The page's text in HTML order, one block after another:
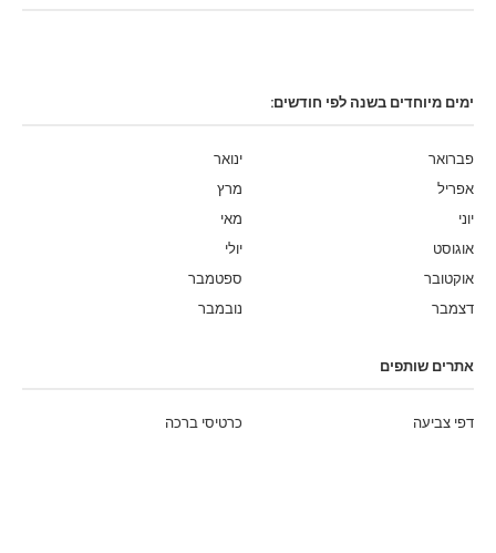
ימים מיוחדים בשנה לפי חודשים:
ינואר
פברואר
מרץ
אפריל
מאי
יוני
יולי
אוגוסט
ספטמבר
אוקטובר
נובמבר
דצמבר
אתרים שותפים
כרטיסי ברכה דפי צביעה